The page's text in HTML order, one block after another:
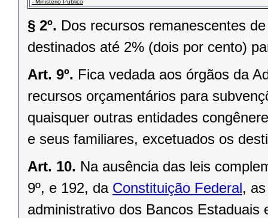
§ 2º. Dos recursos remanescentes
destinados até 2% (dois por cento)
Art. 9º. Fica vedada aos órgãos da
recursos orçamentários para
quaisquer outras entidades
e seus familiares, excetuados os
Art. 10. Na ausência das leis
9º, e 192, da Constituição Federal,
administrativo dos Bancos